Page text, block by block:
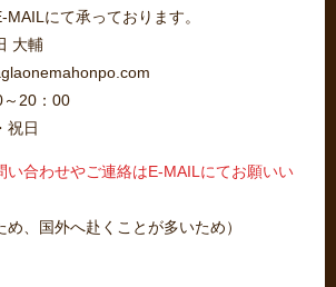
にて承っております。
大輔
～20：00
祝日
合わせやご連絡はE-MAILにてお願いい
め、国外へ赴くことが多いため）